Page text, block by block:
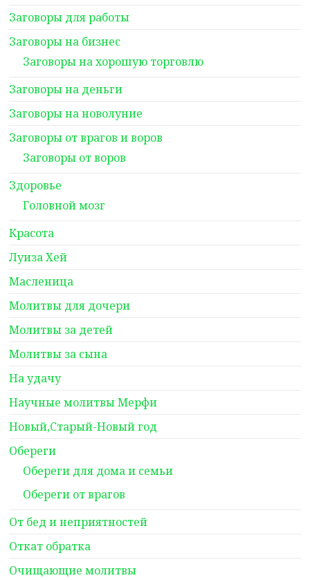
Заговоры для работы
Заговоры на бизнес
Заговоры на хорошую торговлю
Заговоры на деньги
Заговоры на новолуние
Заговоры от врагов и воров
Заговоры от воров
Здоровье
Головной мозг
Красота
Луиза Хей
Масленица
Молитвы для дочери
Молитвы за детей
Молитвы за сына
На удачу
Научные молитвы Мерфи
Новый,Старый-Новый год
Обереги
Обереги для дома и семьи
Обереги от врагов
От бед и неприятностей
Откат обратка
Очищающие молитвы